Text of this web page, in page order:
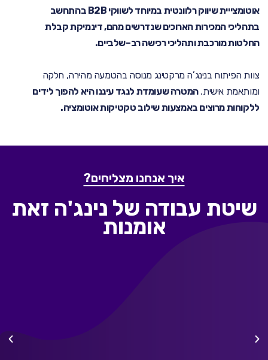
אוטומציייתשיווקרלוונטית במיוחד לשווקי B2B בהתחשב
בתהליכי המכירותהארוכיםשנדרשים מהם,דינמיקתקבלת
החלטותמורכבתותהליכירכישהרב–שלביים.
צוות הפיתוח בנינג’ה מרקטינג מנוסה בהטמעה מהירה, חלקה
ומותאמת אישית.המטרה שעומדת לנגד עיננו היא להפוך לידים
ללקוחות מרוצים באמצעות שילוב טקטיקות אוטומציה.
איך אנחנו מצליחים?
שיטת עבודה של נינג'ה זאת
אומנות